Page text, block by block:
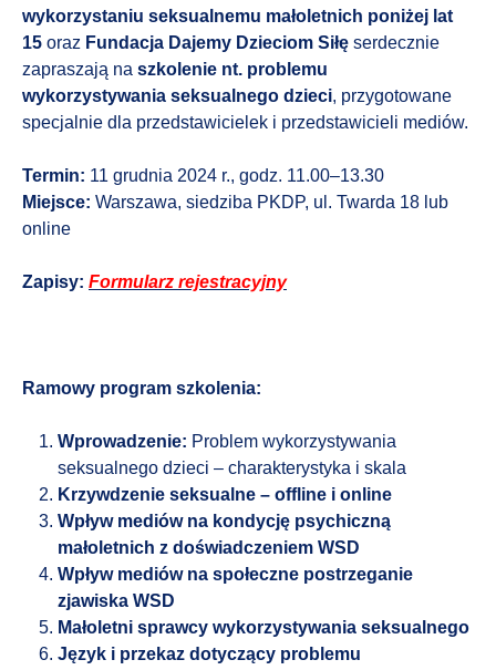
wykorzystaniu seksualnemu małoletnich poniżej lat
15 oraz Fundacja Dajemy Dzieciom Siłę serdecznie
zapraszają na szkolenie nt. problemu
wykorzystywania seksualnego dzieci, przygotowane
specjalnie dla przedstawicielek i przedstawicieli mediów.
Termin: 11 grudnia 2024 r., godz. 11.00–13.30
Miejsce: Warszawa, siedziba PKDP, ul. Twarda 18 lub
online
Zapisy: Formularz rejestracyjny
Ramowy program szkolenia:
Wprowadzenie: Problem wykorzystywania
seksualnego dzieci – charakterystyka i skala
Krzywdzenie seksualne – offline i online
Wpływ mediów na kondycję psychiczną
małoletnich z doświadczeniem WSD
Wpływ mediów na społeczne postrzeganie
zjawiska WSD
Małoletni sprawcy wykorzystywania seksualnego
Język i przekaz dotyczący problemu